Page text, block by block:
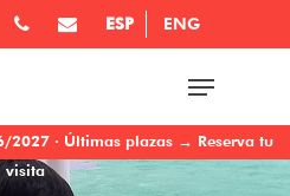
2027 · Últimas plazas → Reserva tu
visita
ESP ENG